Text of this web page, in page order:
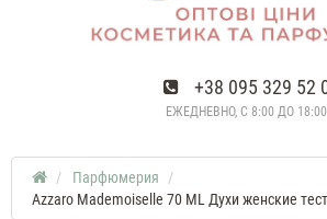
+38 095 329 52
ЕЖЕДНЕВНО, С 8:00 ДО 18:00
Парфюмерия
Azzaro Mademoiselle 70 ML Духи женские